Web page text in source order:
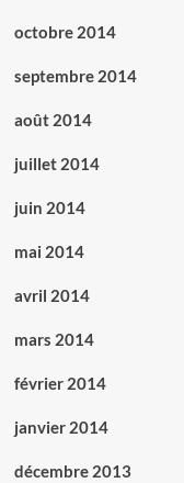
octobre 2014
septembre 2014
août 2014
juillet 2014
juin 2014
mai 2014
avril 2014
mars 2014
février 2014
janvier 2014
décembre 2013